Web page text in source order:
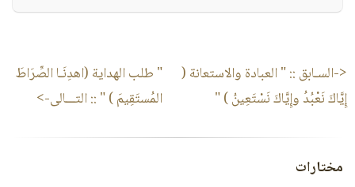
<-السـابق ::" العبادة والاستعانة (
إِيَّاكَ نَعْبُدُ وإِيَّاكَ نَسْتَعِينُ ) "
" طلب الهداية (اهدِنَـا الصِّرَاطَ
المُستَقِيمَ ) " :: التـــالى->
مختارات